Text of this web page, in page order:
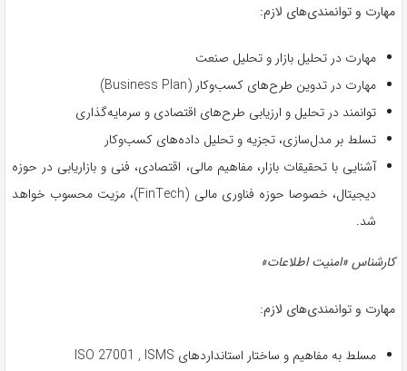
مهارت‌ و توانمندی‌های لازم:
مهارت در تحلیل بازار و تحلیل صنعت
مهارت در تدوین طرح‌های کسب‌وکار (Business Plan)
توانمند در تحلیل و ارزیابی طرح‌های اقتصادی و سرمایه‌گذاری
تسلط بر مدل‌سازی، تجزیه و تحلیل داده‌های کسب‌وکار
آشنایی با تحقیقات بازار، مفاهیم مالی، اقتصادی، فنی و بازاریابی در حوزه
دیجیتال، خصوصا حوزه فناوری مالی (FinTech)، مزیت محسوب خواهد
شد.
کارشناس «امنیت اطلاعات»
مهارت و توانمندی‌های لازم:
مسلط به مفاهیم و ساختار استانداردهای ISO 27001 , ISMS